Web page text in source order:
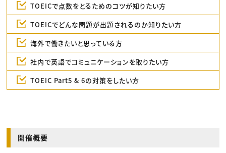
TOEICで点数をとるためのコツが知りたい方
TOEICでどんな問題が出題されるのか知りたい方
海外で働きたいと思っている方
社内で英語でコミュニケーションを取りたい方
TOEIC Part5 & 6の対策をしたい方
開催概要